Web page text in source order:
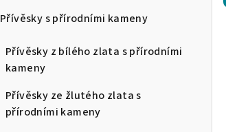
Přívěsky s přírodními kameny
Přívěsky z bílého zlata s přírodními
kameny
Přívěsky ze žlutého zlata s
přírodními kameny